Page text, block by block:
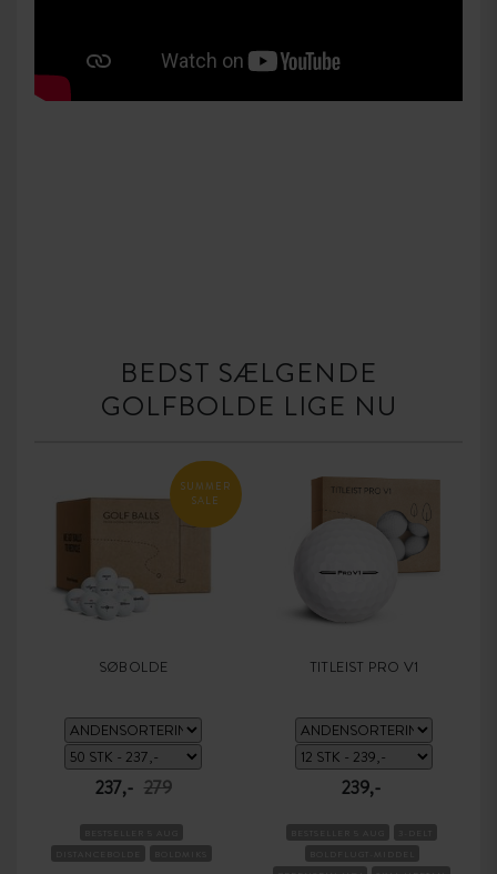
BEDST SÆLGENDE
GOLFBOLDE LIGE NU
SUMMER
SALE
SØBOLDE
237,- 279
TITLEIST PRO V1
239,-